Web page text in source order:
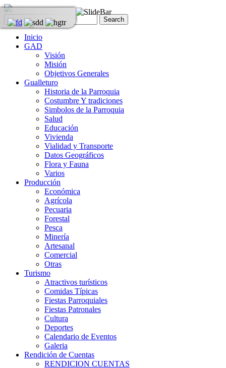
Inicio
GAD
Visión
Misión
Objetivos Generales
Gualleturo
Historia de la Parroquia
Costumbre Y tradiciones
Simbolos de la Parroquia
Salud
Educación
Vivienda
Vialidad y Transporte
Datos Geográficos
Flora y Fauna
Varios
Producción
Económica
Agrícola
Pecuaria
Forestal
Pesca
Minería
Artesanal
Comercial
Otras
Turismo
Atractivos turísticos
Comidas Típicas
Fiestas Parroquiales
Fiestas Patronales
Cultura
Deportes
Calendario de Eventos
Galeria
Rendición de Cuentas
RENDICION CUENTAS